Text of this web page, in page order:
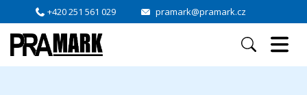
+420 251 561 029 pramark@pramark.cz